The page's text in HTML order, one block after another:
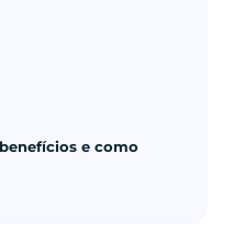
e como